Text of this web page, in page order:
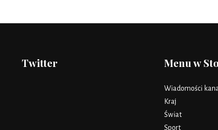
Twitter Menu w
Wiadomości
Kraj
Świat
Sport